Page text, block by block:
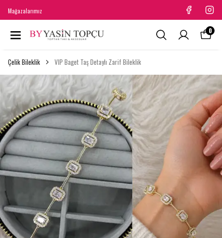
Mağazalarımız
0
Çelik Bileklik VIP Baget Taş Detaylı Zarif Bileklik